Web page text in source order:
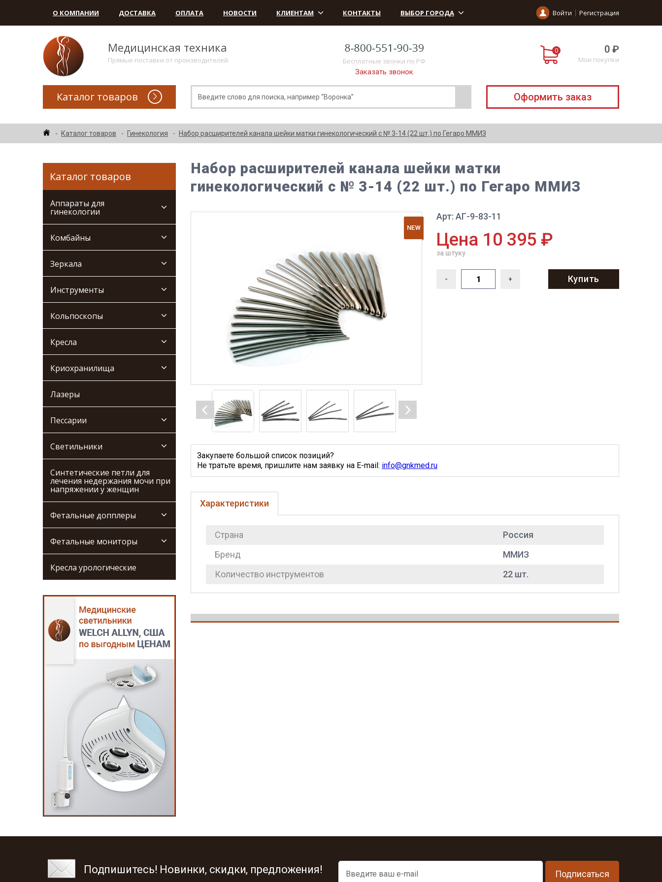
О КОМПАНИИ ДОСТАВКА ОПЛАТА НОВОСТИ КЛИЕНТАМ КОНТАКТЫ ВЫБОР ГОРОДА Войти Регистрация
Медицинская техника
Прямые поставки от производителей
Бесплатные звонки по РФ
Заказать звонок
0 ₽
Мои покупки
Каталог товаров Оформить заказ
Каталог товаров Гинекология Набор расширителей канала шейки матки гинекологический с № 3-14 (22 шт.) по Гегаро ММИЗ
Каталог товаров
Аппараты для
гинекологии
Комбайны
Зеркала
Инструменты
Кольпоскопы
Кресла
Криохранилища
Лазеры
Пессарии
Светильники
Синтетические петли для
лечения недержания мочи при
напряжении у женщин
Фетальные допплеры
Фетальные мониторы
Кресла урологические
Набор расширителей канала шейки матки
гинекологический с № 3-14 (22 шт.) по Гегаро ММИЗ
NEW
Арт: АГ-9-83-11
Цена 10 395 ₽
за штуку
- + Купить
Закупаете большой список позиций?
Не тратьте время, пришлите нам заявку на E-mail: info@gnkmed.ru
Характеристики
Страна
Россия
Бренд
ММИЗ
Количество инструментов
22 шт.
Подпишитесь! Новинки, скидки, предложения! Подписаться